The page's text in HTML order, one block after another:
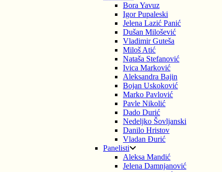
Bora Yavuz
Igor Pupaleski
Jelena Lazić Panić
Dušan Milošević
Vladimir Guteša
Miloš Atić
Nataša Stefanović
Ivica Marković
Aleksandra Bajin
Bojan Uskoković
Marko Pavlović
Pavle Nikolić
Dado Durić
Nedeljko Šovljanski
Danilo Hristov
Vladan Đurić
Panelisti
Aleksa Mandić
Jelena Damnjanović